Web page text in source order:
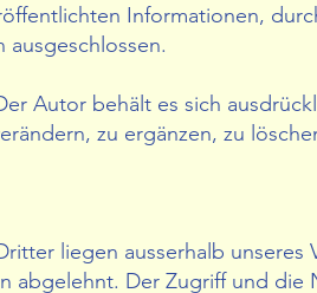
Informationen,
Autor behält es sich
zu ergänzen, zu
liegen ausserhalb
abgelehnt. Der Zugriff und